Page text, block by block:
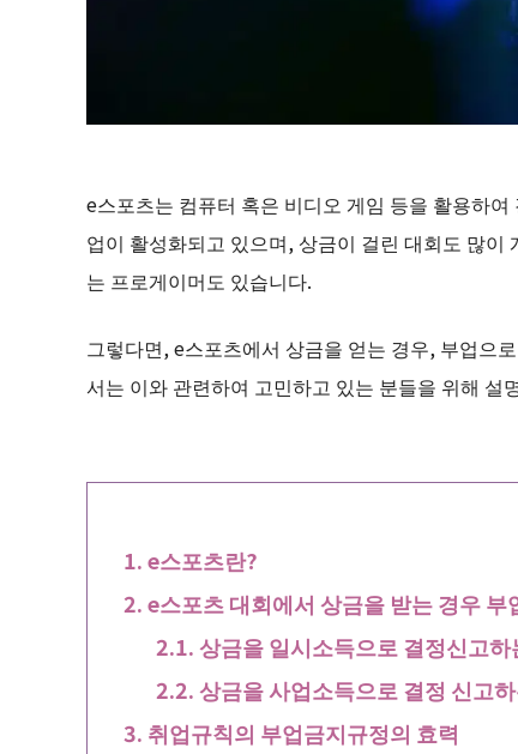
e스포츠는 컴퓨터 혹은 비디오 게임 등을 활용하
업이 활성화되고 있으며, 상금이 걸린 대회도 많
는 프로게이머도 있습니다.
그렇다면, e스포츠에서 상금을 얻는 경우, 부업으
서는 이와 관련하여 고민하고 있는 분들을 위해 설
e스포츠란?
e스포츠 대회에서 상금을 받는 경우 부
상금을 일시소득으로 결정신고하
상금을 사업소득으로 결정 신고
취업규칙의 부업금지규정의 효력